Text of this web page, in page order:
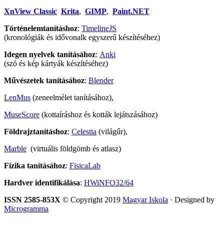
XnView Classic Krita, GIMP, Paint.NET
Történelemtanításhoz: TimelineJS
(kronológiák és idővonalk egyszerű készítéséhez)
Idegen nyelvek tanításához: Anki
(szó és kép kártyák készítéséhez)
Művészetek tanításához: Blender
LenMus (zeneelmélet tanításához),
MuseScore (kottaíráshoz és kották lejátszásához)
Földrajztanításhoz: Celestia (világűr),
Marble (virtuális földgömb és atlasz)
Fizika tanításához: FisicaLab
Hardver identifikálása: HWiNFO32/64
ISSN 2585-853X © Copyright 2019 Magyar Iskola · Designed by
Microgramma